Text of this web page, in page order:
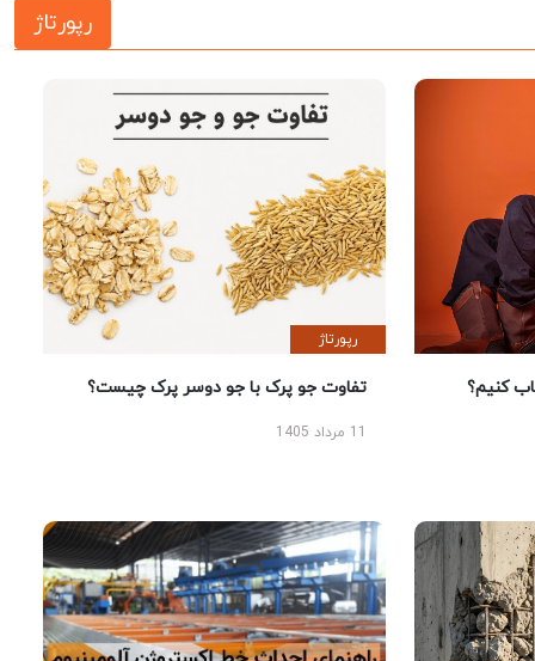
رپورتاژ
کنیم؟
رپورتاژ
تفاوت جو پرک با جو دوسر پرک چیست؟